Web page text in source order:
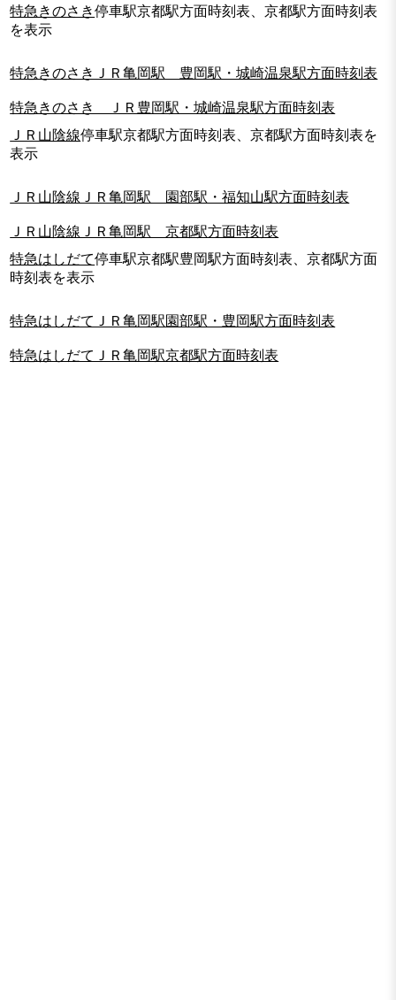
特急きのさき停車駅京都駅方面時刻表、京都駅方面時刻表
を表示
特急きのさきＪＲ亀岡駅 豊岡駅・城崎温泉駅方面時刻表
特急きのさき ＪＲ豊岡駅・城崎温泉駅方面時刻表
ＪＲ山陰線停車駅京都駅方面時刻表、京都駅方面時刻表を
表示
ＪＲ山陰線ＪＲ亀岡駅 園部駅・福知山駅方面時刻表
ＪＲ山陰線ＪＲ亀岡駅 京都駅方面時刻表
特急はしだて停車駅京都駅豊岡駅方面時刻表、京都駅方面
時刻表を表示
特急はしだてＪＲ亀岡駅園部駅・豊岡駅方面時刻表
特急はしだてＪＲ亀岡駅京都駅方面時刻表